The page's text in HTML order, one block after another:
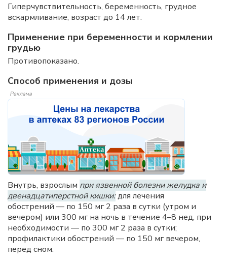
Гиперчувствительность, беременность, грудное
вскармливание, возраст до 14 лет.
Применение при беременности и кормлении
грудью
Противопоказано.
Способ применения и дозы
Реклама
Внутрь, взрослым при язвенной болезни желудка и
двенадцатиперстной кишки:для лечения
обострений — по 150 мг 2 раза в сутки (утром и
вечером) или 300 мг на ночь в течение 4–8 нед, при
необходимости — по 300 мг 2 раза в сутки;
профилактики обострений — по 150 мг вечером,
перед сном.